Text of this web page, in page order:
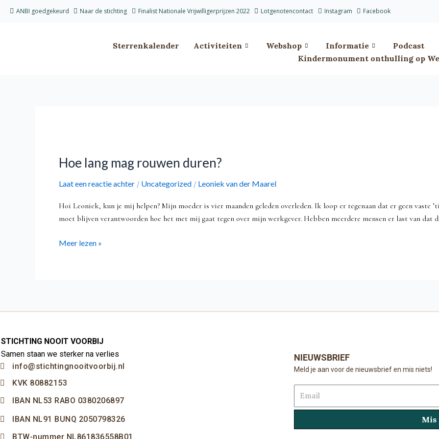
ANBI goedgekeurd Naar de stichting Finalist Nationale Vrijwilligerprijzen 2022 Lotgenotencontact Instagram Facebook
Sterrenkalender Activiteiten Webshop Informatie Podcast
Kindermonument onthulling op
Hoe lang mag rouwen duren?
Laat een reactie achter / Uncategorized / Leoniek van der Maarel
Hoi Leoniek, kun je mij helpen? Mijn moeder is vier maanden geleden overleden. Ik loop er tegenaan dat er geen vaste
moet blijven verantwoorden hoe het met mij gaat tegen over mijn werkgever. Hebben meerdere mensen er last van dat
mag
duren?
Meer lezen »
STICHTING NOOIT VOORBIJ
Samen staan we sterker na verlies
info@stichtingnooitvoorbij.nl
KVK 80882153
IBAN NL53 RABO 0380206897
IBAN NL91 BUNQ 2050798326
BTW-nummer NL861836558B01
NIEUWSBRIEF
Meld je aan voor de nieuwsbrief en mis niets!
Email
Mis